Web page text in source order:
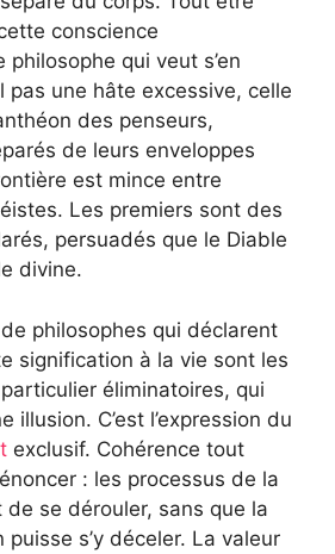
conscience
qui veut s’en
pas une hâte excessive, celle
des penseurs,
de leurs enveloppes
est mince entre
Les premiers sont des
persuadés que le Diable
divine.
de philosophes qui déclarent
signification à la vie sont les
éliminatoires, qui
illusion. C’est l’expression du
exclusif. Cohérence tout
: les processus de la
se dérouler, sans que la
s’y déceler. La valeur